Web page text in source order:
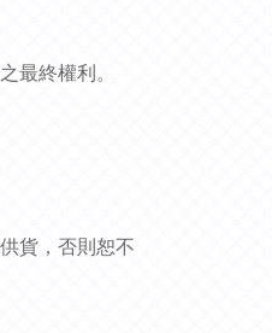
最終權利。
貨，否則恕不